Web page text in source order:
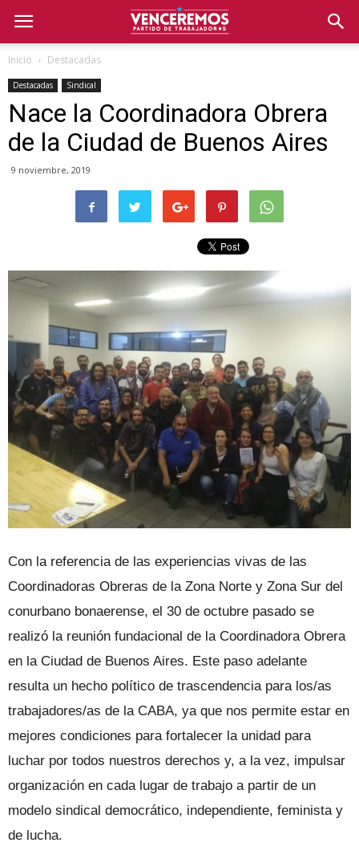
Inicio Destacadas
Destacadas Sindical
Nace la Coordinadora Obrera
de la Ciudad de Buenos Aires
9 noviembre, 2019
Con la referencia de las experiencias vivas de las
Coordinadoras Obreras de la Zona Norte y Zona Sur del
conurbano bonaerense, el 30 de octubre pasado se
realizó la reunión fundacional de la Coordinadora Obrera
en la Ciudad de Buenos Aires. Este paso adelante
resulta un hecho político de trascendencia para los/as
trabajadores/as de la CABA, ya que nos permite estar en
mejores condiciones para fortalecer la unidad para
luchar por todos nuestros derechos y, a la vez, impulsar
organización en cada lugar de trabajo a partir de un
modelo sindical democrático, independiente, feminista y
de lucha.